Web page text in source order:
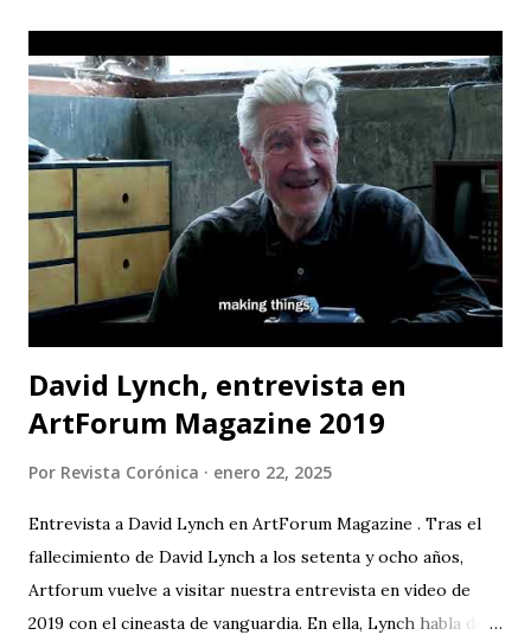
David Lynch, entrevista en
ArtForum Magazine 2019
Por Revista Corónica enero 22, 2025
Entrevista a David Lynch en ArtForum Magazine . Tras el
fallecimiento de David Lynch a los setenta y ocho años,
Artforum vuelve a visitar nuestra entrevista en video de
2019 con el cineasta de vanguardia. En ella, Lynch habla de